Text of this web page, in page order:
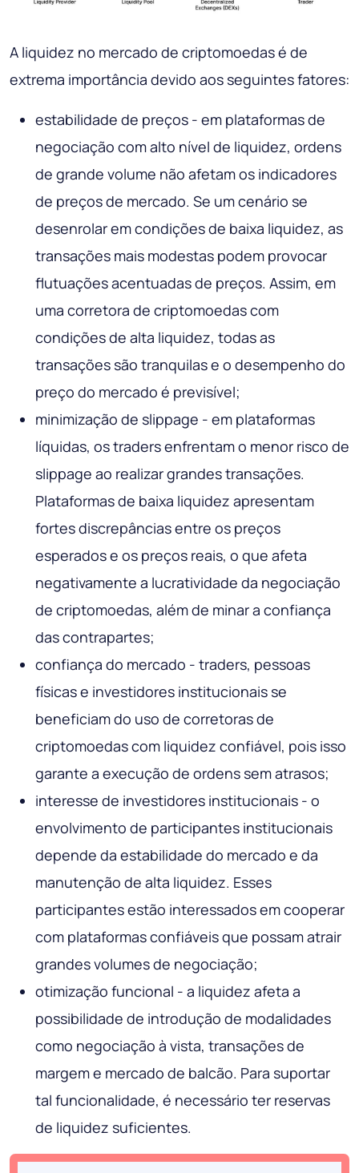
A liquidez no mercado de criptomoedas é de
extrema importância devido aos seguintes fatores:
estabilidade de preços - em plataformas de
negociação com alto nível de liquidez, ordens
de grande volume não afetam os indicadores
de preços de mercado. Se um cenário se
desenrolar em condições de baixa liquidez, as
transações mais modestas podem provocar
flutuações acentuadas de preços. Assim, em
uma corretora de criptomoedas com
condições de alta liquidez, todas as
transações são tranquilas e o desempenho do
preço do mercado é previsível;
minimização de slippage - em plataformas
líquidas, os traders enfrentam o menor risco de
slippage ao realizar grandes transações.
Plataformas de baixa liquidez apresentam
fortes discrepâncias entre os preços
esperados e os preços reais, o que afeta
negativamente a lucratividade da negociação
de criptomoedas, além de minar a confiança
das contrapartes;
confiança do mercado - traders, pessoas
físicas e investidores institucionais se
beneficiam do uso de corretoras de
criptomoedas com liquidez confiável, pois isso
garante a execução de ordens sem atrasos;
interesse de investidores institucionais - o
envolvimento de participantes institucionais
depende da estabilidade do mercado e da
manutenção de alta liquidez. Esses
participantes estão interessados ​​em cooperar
com plataformas confiáveis ​​que possam atrair
grandes volumes de negociação;
otimização funcional - a liquidez afeta a
possibilidade de introdução de modalidades
como negociação à vista, transações de
margem e mercado de balcão. Para suportar
tal funcionalidade, é necessário ter reservas
de liquidez suficientes.